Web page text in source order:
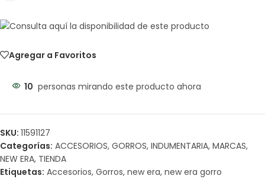
Agregar a Favoritos
10 personas mirando este producto ahora
SKU: 11591127
Categorías: ACCESORIOS, GORROS, INDUMENTARIA, MARCAS,
NEW ERA, TIENDA
Etiquetas: Accesorios, Gorros, new era, new era gorro